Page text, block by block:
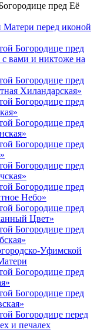
пред Её
перед иконой
Богородице пред
вами и никтоже на
Богородице пред
Хиландарская»
Богородице пред
Богородице пред
Богородице пред
Богородице пред
Богородице пред
Небо»
Богородице пред
Цвет»
Богородице пред
Уфимской
Богородице пред
Богородице пред
Богородице перед
и печалех